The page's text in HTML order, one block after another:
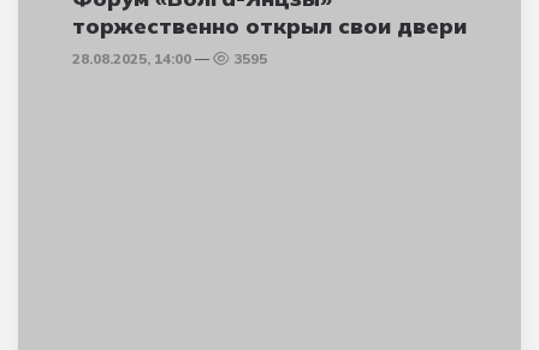
торжественно открыл свои двери
28.08.2025, 14:00 3595